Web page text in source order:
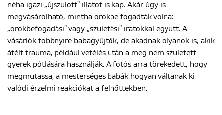
néha igazi „újszülött" illatot is kap. Akár úgy is
megvásárolható, mintha örökbe fogadták volna:
„örökbefogadási" vagy „születési" iratokkal együtt. A
vásárlók többnyire babagyűjtők, de akadnak olyanok is, akik
átélt trauma, például vetélés után a meg nem született
gyerek pótlására használják. A fotós arra törekedett, hogy
megmutassa, a mesterséges babák hogyan váltanak ki
valódi érzelmi reakciókat a felnőttekben.